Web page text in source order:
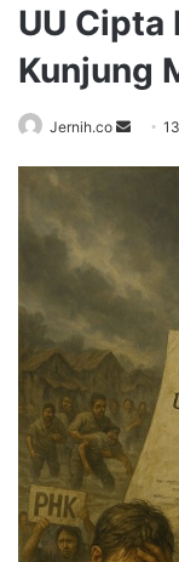
UU Cipta
Kunjung
Jernih.co
Send